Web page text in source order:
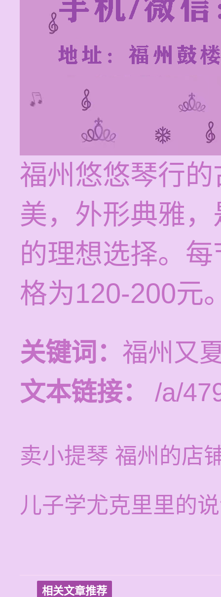
福州悠悠琴行的
美，外形典雅
的理想选择。
格为120-200元
关键词： 福州又
文本链接：
/a/
卖小提琴 福州的店
儿子学尤克里里的
相关文章推荐